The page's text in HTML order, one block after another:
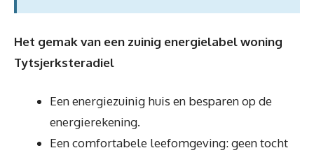
Het gemak van een zuinig energielabel woning
Tytsjerksteradiel
Een energiezuinig huis en besparen op de
energierekening.
Een comfortabele leefomgeving: geen tocht